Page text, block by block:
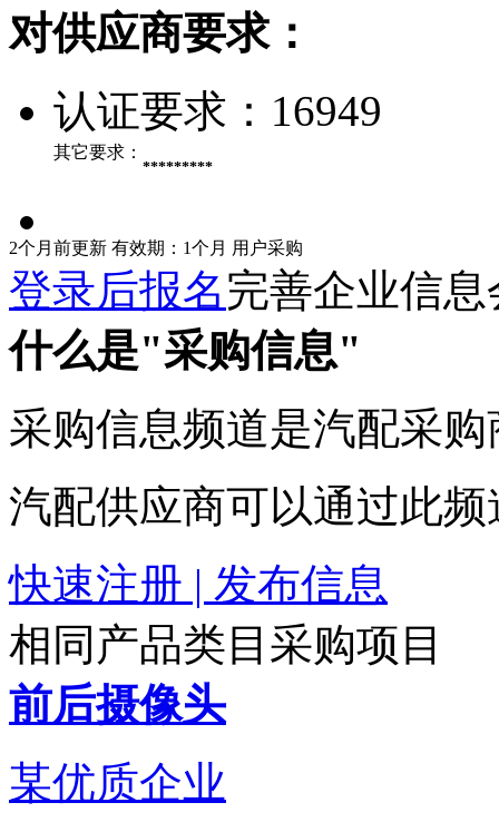
对供应商要求：
认证要求： 16949
其它要求：
*********
2个月前更新 有效期：1个月 用户采购
登录后报名完善企业信
什么是"采购信息"
采购信息频道是汽配采
汽配供应商可以通过此
快速注册 | 发布信息
相同产品类目采购项目
前后摄像头
某优质企业